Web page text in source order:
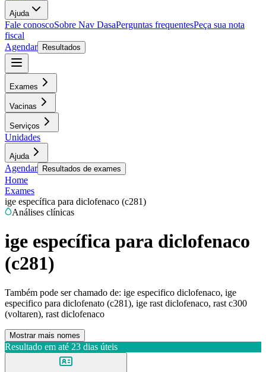
Ajuda
Fale conoscoSobre Nav DasaPerguntas frequentesPeça sua nota
fiscal
Agendar
Resultados
Exames
Vacinas
Serviços
Unidades
Ajuda
Agendar Resultados de exames
Home
Exames
ige específica para diclofenaco (c281)
Análises clínicas
ige específica para diclofenaco
(c281)
Também pode ser chamado de: ige especifico diclofenaco, ige
especifico para diclofenato (c281), ige rast diclofenaco, rast c300
(voltaren), rast diclofenaco
Mostrar mais nomes
Resultado em até 23 dias úteis